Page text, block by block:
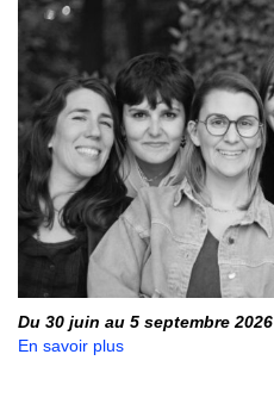
Du 30 juin au 5 septembre 2026
En savoir plus